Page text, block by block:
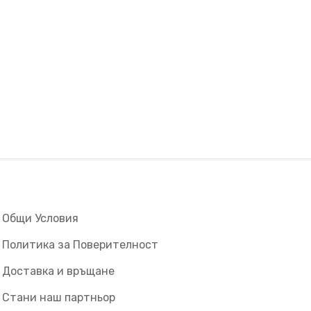
Общи Условия
Политика за Поверителност
Доставка и връщане
Стани наш партньор